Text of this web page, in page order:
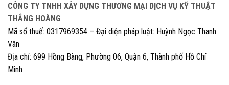
CÔNG TY TNHH XÂY DỰNG THƯƠNG MẠI DỊCH VỤ KỸ THUẬT
THẮNG HOÀNG
Mã số thuế: 0317969354 – Đại diện pháp luật: Huỳnh Ngọc Thanh
Vân
Địa chỉ: 699 Hồng Bàng, Phường 06, Quận 6, Thành phố Hồ Chí
Minh